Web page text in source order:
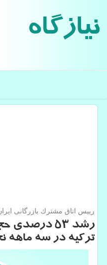
نیازگاه
رییس اتاق مشترك بازرگانی
رشد 53
تركیه در سه ماهه